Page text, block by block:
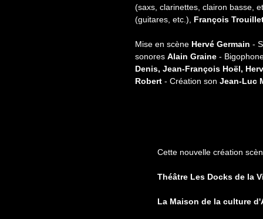
(saxs, clarinettes, clairon basse,
(guitares, etc.), François
Mise en scène Hervé Germain -
sonores Alain Graine -
Denis, Jean-François Hoël,
Robert - Création son Jean-Luc
Cette nouvelle création
Théâtre Les Docks de la
La Maison de la culture